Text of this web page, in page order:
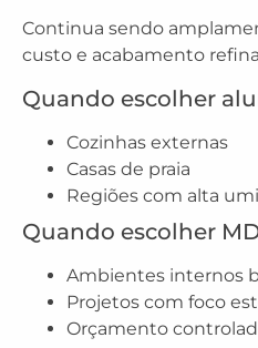
Continua sendo
custo e acabamento
Quando escolher
Cozinhas externas
Casas de praia
Regiões com alta
Quando escolher
Ambientes internos
Projetos com foco
Orçamento